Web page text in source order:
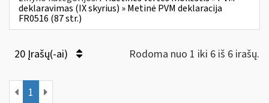
deklaravimas (IX skyrius) » Metinė PVM deklaracija
FR0516 (87 str.)
20 Įrašų(-ai) Rodoma nuo 1 iki 6 iš 6 irašų.
1